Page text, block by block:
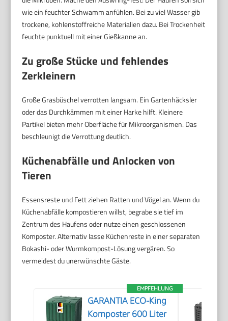
wie ein feuchter Schwamm anfühlen. Bei zu viel Wasser gib
trockene, kohlenstoffreiche Materialien dazu. Bei Trockenheit
feuchte punktuell mit einer Gießkanne an.
Zu große Stücke und fehlendes
Zerkleinern
Große Grasbüschel verrotten langsam. Ein Gartenhäcksler
oder das Durchkämmen mit einer Harke hilft. Kleinere
Partikel bieten mehr Oberfläche für Mikroorganismen. Das
beschleunigt die Verrottung deutlich.
Küchenabfälle und Anlocken von
Tieren
Essensreste und Fett ziehen Ratten und Vögel an. Wenn du
Küchenabfälle kompostieren willst, begrabe sie tief im
Zentrum des Haufens oder nutze einen geschlossenen
Komposter. Alternativ lasse Küchenreste in einer separaten
Bokashi- oder Wurmkompost-Lösung vergären. So
vermeidest du unerwünschte Gäste.
EMPFEHLUNG
GARANTIA ECO-King
Komposter 600 Liter